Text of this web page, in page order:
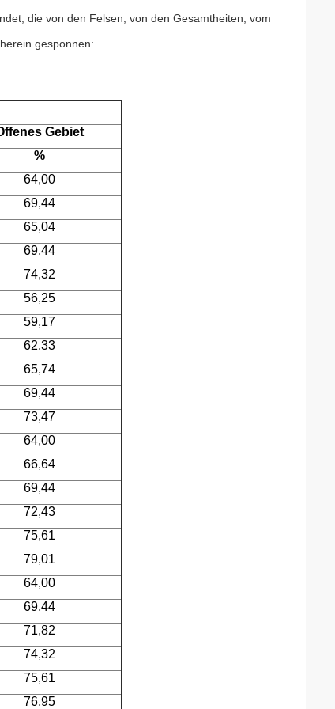
die von den Felsen, von den Gesamtheiten, vom
gesponnen:
Gebiet
%
64,00
69,44
65,04
69,44
74,32
56,25
59,17
62,33
65,74
69,44
73,47
64,00
66,64
69,44
72,43
75,61
79,01
64,00
69,44
71,82
74,32
75,61
76,95